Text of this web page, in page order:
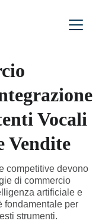
Vocali
Vendite
competitive devono
di commercio
artificiale e
fondamentale per
strumenti.